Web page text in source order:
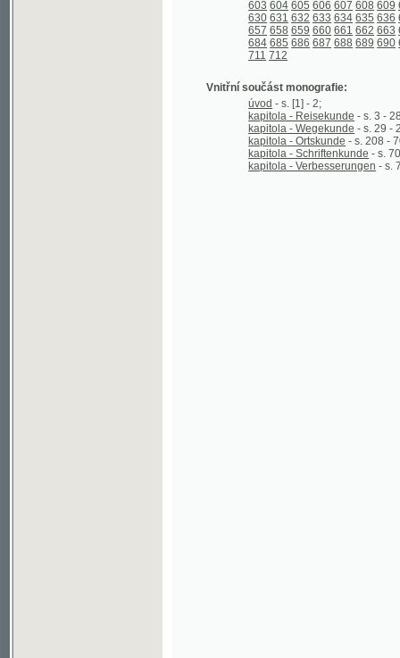
- s. [1] - 2;
kapitola - Reisekunde- s. 3 - 28;
kapitola - Wegekunde- s. 29 - 207;
kapitola - Ortskunde- s. 208 - 701;
kapitola - Schriftenkunde
kapitola - Verbesserungen